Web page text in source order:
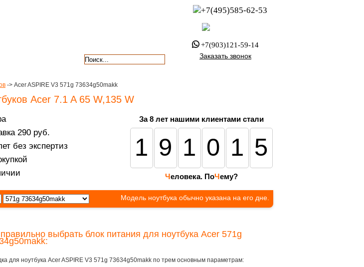
+7(495)585-62-53
+7(903)121-59-14
Заказать звонок
-> Acer ASPIRE V3 571g 73634g50makk
Acer 7.1 A 65 W,135 W
290 руб.
без экспертиз
За 8 лет нашими клиентами стали
191015
Человека. ПоЧему?
Модель ноутбука обычно указана на его дне.
выбрать блок питания для ноутбука Acer 571g
для ноутбука Acer ASPIRE V3 571g 73634g50makk по трем основным параметрам: